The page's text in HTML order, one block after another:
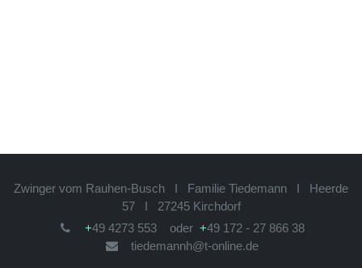
Zwinger vom Rauhen-Busch I Familie Tiedemann I
Heerde 57 I 27245 Kirchdorf
49 4273 553 oder+49 172 - 27 866 38
tiedemannh@t-online.de